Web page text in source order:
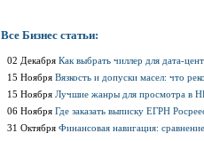
Все Бизнес статьи:
02 Декабря Как выбрать чиллер для дата-
15 Ноября Вязкость и допуски масел: что
15 Ноября Лучшие жанры для просмотра в
06 Ноября Где заказать выписку ЕГРН
31 Октября Финансовая навигация: